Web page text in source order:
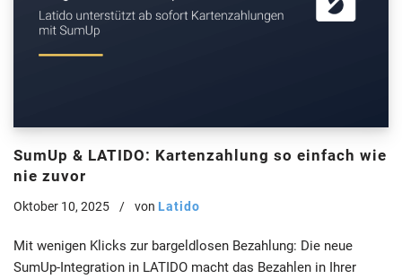
SumUp & LATIDO: Kartenzahlung so einfach wie
nie zuvor
Oktober 10, 2025 von Latido
Mit wenigen Klicks zur bargeldlosen Bezahlung: Die neue
SumUp-Integration in LATIDO macht das Bezahlen in Ihrer